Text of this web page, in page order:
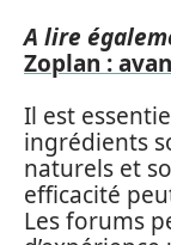
A lire
Zoplan :
Il est
ingrédients
naturels et
efficacité
Les forums